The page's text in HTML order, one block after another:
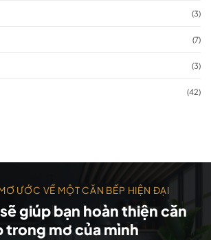
(3)
(7)
(3)
(42)
ƯỚC VỀ MỘT CĂN BẾP HIỆN ĐẠI
giúp bạn hoàn thiện căn
trong mơ của mình